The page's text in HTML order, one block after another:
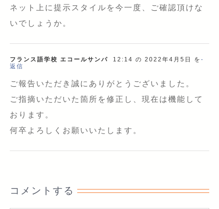
ネット上に提示スタイルを今一度、ご確認頂けな
いでしょうか。
フランス語学校 エコールサンパ 12:14 の 2022年4月5日 を -
返信
ご報告いただき誠にありがとうございました。
ご指摘いただいた箇所を修正し、現在は機能して
おります。
何卒よろしくお願いいたします。
コメントする